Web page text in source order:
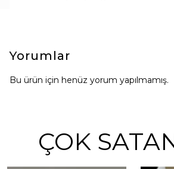
Yorumlar
Bu ürün için henüz yorum yapılmamış.
ÇOK